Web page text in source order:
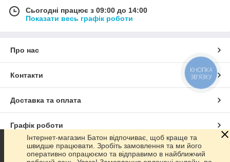
Сьогодні працює з 09:00 до 14:00
Показати весь графік роботи
Про нас
Контакти
Доставка та оплата
Графік роботи
Повна версія сайту
Інтернет-магазин Батон відпочиває, щоб краще та
швидше працювати. Зробіть замовлення та ми його
оперативно опрацюємо та відправимо в найближчий
КНОПКА
ЗВ'ЯЗКУ